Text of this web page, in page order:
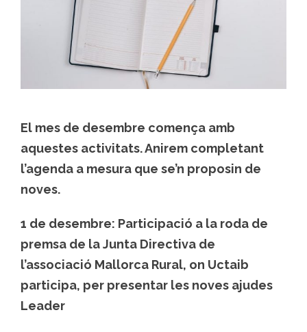
El mes de desembre comença amb
aquestes activitats. Anirem completant
l’agenda a mesura que se’n proposin de
noves.
1 de desembre: Participació a la roda de
premsa de la Junta Directiva de
l’associació Mallorca Rural, on Uctaib
participa, per presentar les noves ajudes
Leader